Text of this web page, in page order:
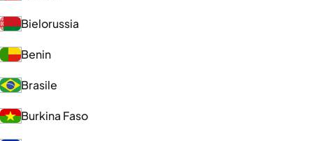
Bielorussia
Benin
Brasile
Burkina Faso